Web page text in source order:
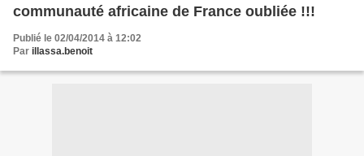
communauté africaine de France oubliée !!!
Publié le 02/04/2014 à 12:02
Par illassa.benoit